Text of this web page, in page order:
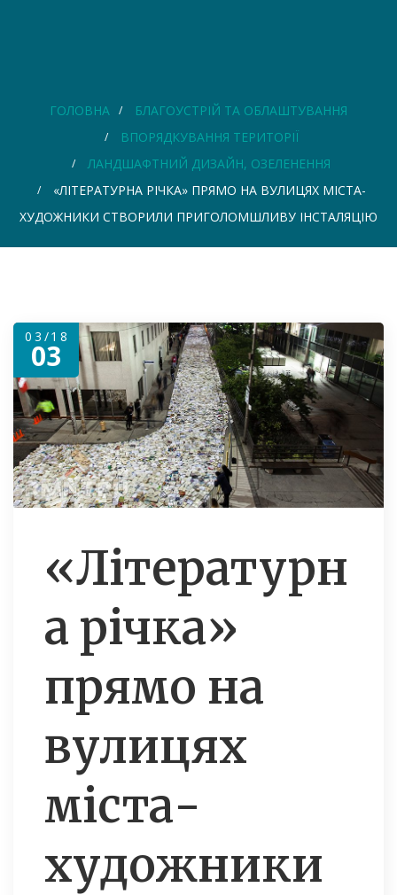
ГОЛОВНА
БЛАГОУСТРІЙ ТА ОБЛАШТУВАННЯ
ВПОРЯДКУВАННЯ ТЕРИТОРІЇ
ЛАНДШАФТНИЙ ДИЗАЙН, ОЗЕЛЕНЕННЯ
«ЛІТЕРАТУРНА РІЧКА» ПРЯМО НА ВУЛИЦЯХ МІСТА-
ХУДОЖНИКИ СТВОРИЛИ ПРИГОЛОМШЛИВУ ІНСТАЛЯЦІЮ
03/18
03
«Літературн
а річка»
прямо на
вулицях
міста-
художники